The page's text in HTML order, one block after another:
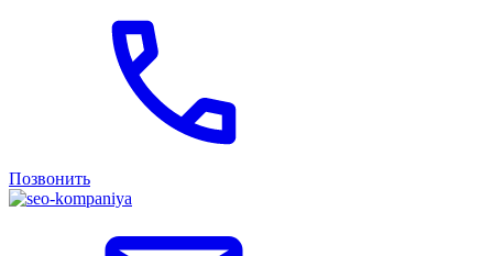
Позвонить